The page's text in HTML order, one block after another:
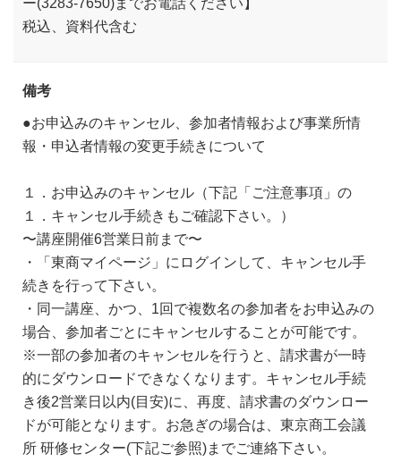
税込、資料代含む
備考
●お申込みのキャンセル、参加者情報および事業所情
報・申込者情報の変更手続きについて
１．お申込みのキャンセル（下記「ご注意事項」の
１．キャンセル手続きもご確認下さい。）
〜講座開催6営業日前まで〜
・「東商マイページ」にログインして、キャンセル手
続きを行って下さい。
・同一講座、かつ、1回で複数名の参加者をお申込みの
場合、参加者ごとにキャンセルすることが可能です。
※一部の参加者のキャンセルを行うと、請求書が一時
的にダウンロードできなくなります。キャンセル手続
き後2営業日以内(目安)に、再度、請求書のダウンロー
ドが可能となります。お急ぎの場合は、東京商工会議
所 研修センター(下記ご参照)までご連絡下さい。